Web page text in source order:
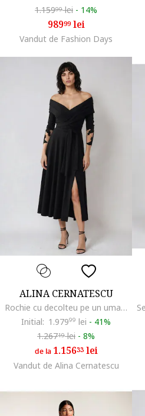
1.15999lei - 14%
98999lei
Vandut de Fashion Days
ALINA CERNATESCU
Rochie cu decolteu pe un umar si slit lateral, Negru
Initial: 1.97999 lei - 41%
1.26719lei - 8%
de la 1.15633lei
Vandut de Alina Cernatescu